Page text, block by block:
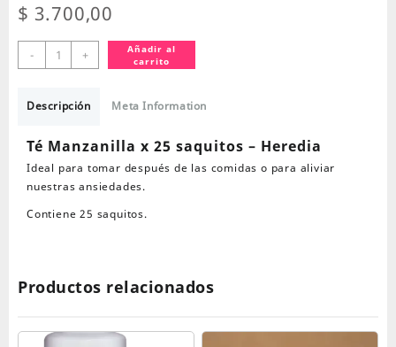
$ 3.700,00
-
Té
Manzanilla
25
Heredia
cantidad
+
Añadir al
carrito
Descripción Meta Information
Té Manzanilla x 25 saquitos – Heredia
Ideal para tomar después de las comidas o para aliviar
nuestras ansiedades.
Contiene 25 saquitos.
Productos relacionados